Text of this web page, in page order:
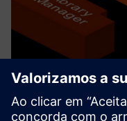
Horizon Suite
The Horizon Software